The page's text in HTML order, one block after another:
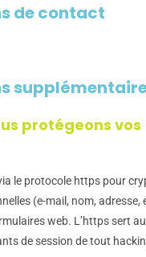
de contact
protégeons vos
le protocole https pour
(e-mail, nom, adresse,
web. L’https sert
de session de tout